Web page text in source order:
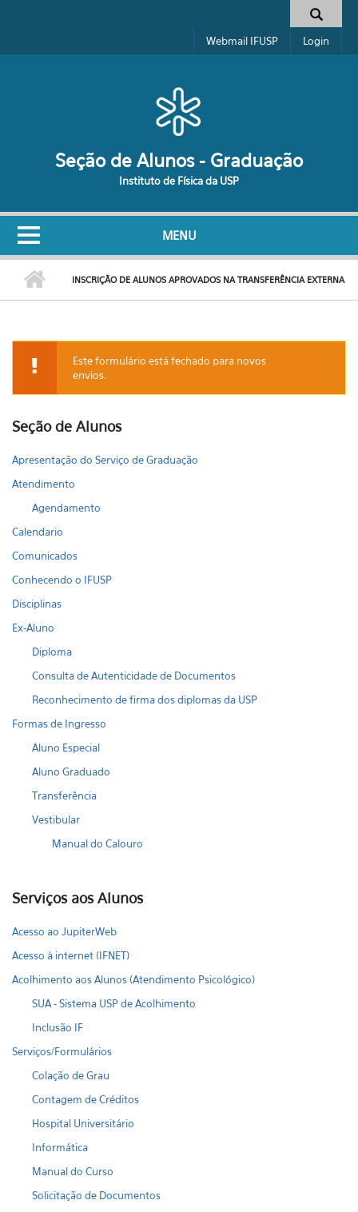
Formulário de busca
Webmail IFUSP Login
Seção de Alunos - Graduação
Instituto de Física da USP
MENU
INSCRIÇÃO DE ALUNOS APROVADOS NA TRANSFERÊNCIA EXTERNA
Mensagem de aviso
Este formulário está fechado para novos
envios.
Seção de Alunos
Apresentação do Serviço de Graduação
Atendimento
Agendamento
Calendario
Comunicados
Conhecendo o IFUSP
Disciplinas
Ex-Aluno
Diploma
Consulta de Autenticidade de Documentos
Reconhecimento de firma dos diplomas da USP
Formas de Ingresso
Aluno Especial
Aluno Graduado
Transferência
Vestibular
Manual do Calouro
Serviços aos Alunos
Acesso ao JupiterWeb
Acesso à internet (IFNET)
Acolhimento aos Alunos (Atendimento Psicológico)
SUA - Sistema USP de Acolhimento
Inclusão IF
Serviços/Formulários
Colação de Grau
Contagem de Créditos
Hospital Universitário
Informática
Manual do Curso
Solicitação de Documentos